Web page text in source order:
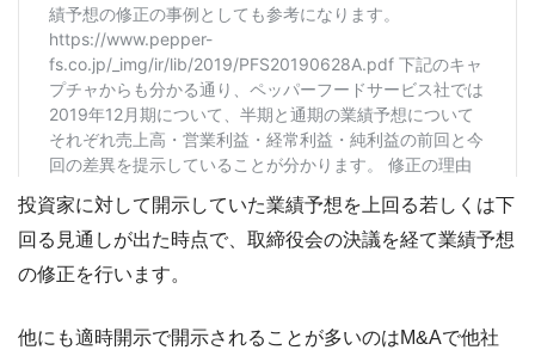
投資家に対して開示していた業績予想を上回る若しくは下
回る見通しが出た時点で、取締役会の決議を経て業績予想
の修正を行います。
他にも適時開示で開示されることが多いのはM&Aで他社